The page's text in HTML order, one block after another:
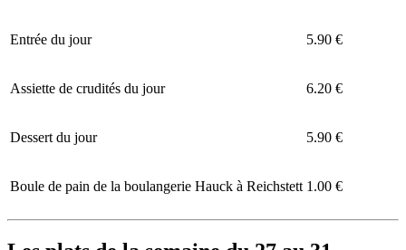
Entrée du jour 5.90 €
Assiette de crudités du jour 6.20 €
Dessert du jour 5.90 €
Boule de pain de la boulangerie Hauck à Reichstett 1.00 €